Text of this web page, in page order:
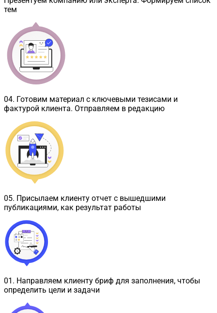
тем
04. Готовим материал с ключевыми тезисами и
фактурой клиента. Отправляем в редакцию
05. Присылаем клиенту отчет с вышедшими
публикациями, как результат работы
01 . Направляем клиенту бриф для заполнения, чтобы
определить цели и задачи